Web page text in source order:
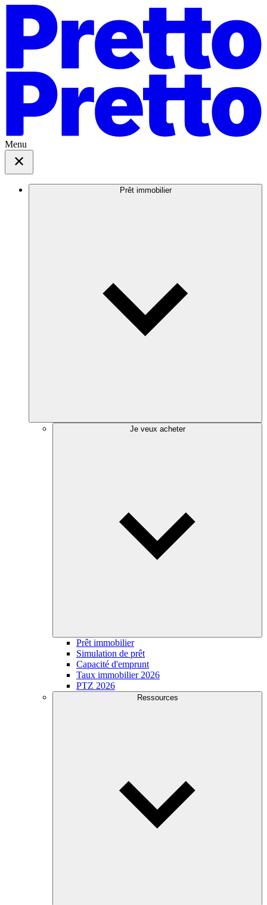
Menu
Prêt immobilier
Je veux acheter
Prêt immobilier
Simulation de prêt
Capacité d'emprunt
Taux immobilier 2026
PTZ 2026
Ressources